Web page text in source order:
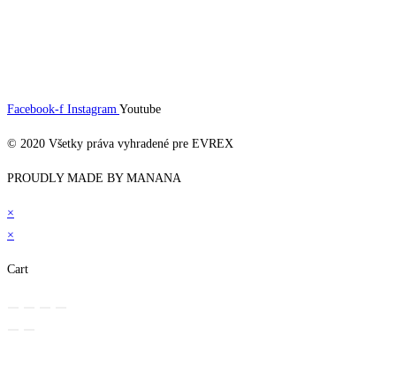
Facebook-f Instagram Youtube
© 2020 Všetky práva vyhradené pre EVREX​
PROUDLY MADE BY MANANA
×
×
Cart